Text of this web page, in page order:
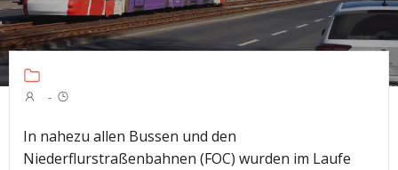
-
In nahezu allen Bussen und den
Niederflurstraßenbahnen (FOC) wurden im Laufe